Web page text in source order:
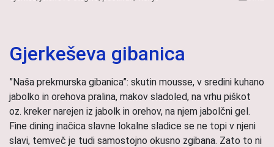
Gjerkeševa gibanica
”Naša prekmurska gibanica”: skutin mousse, v sredini kuhano
jabolko in orehova pralina, makov sladoled, na vrhu piškot
oz. kreker narejen iz jabolk in orehov, na njem jabolčni gel.
Fine dining inačica slavne lokalne sladice se ne topi v njeni
slavi, temveč je tudi samostojno okusno zgibana. Zato to ni